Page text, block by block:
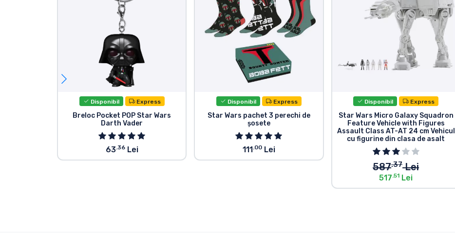
Disponibil Express
Breloc Pocket POP Star Wars
Darth Vader
63.36Lei
Disponibil Express
Star Wars pachet 3 perechi de
șosete
111 .00Lei
Disponibil Express
Star Wars Micro Galaxy Squadron
Feature Vehicle with Figures
Assault Class AT-AT 24 cm Vehicul
cu figurine din clasa de asalt
587.37Lei
517.51 Lei